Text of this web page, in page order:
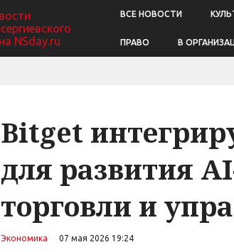
ВСЕ НОВОСТИ
ПРАВО В
Bitget
для развития
торговли и
Экономика 07 мая 2026 19:24